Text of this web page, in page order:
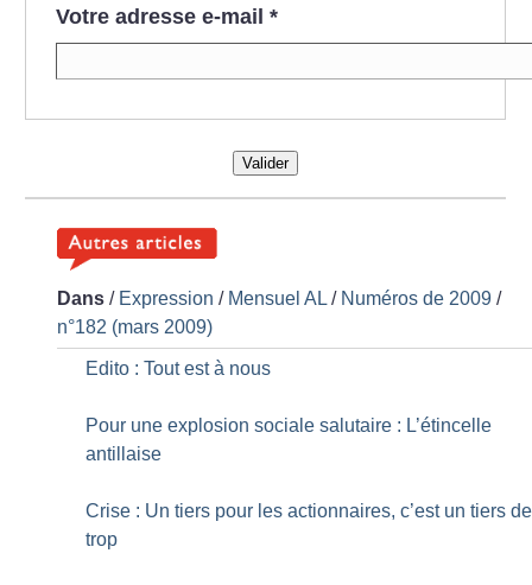
Votre adresse e-mail *
Valider
Dans / Expression / Mensuel AL / Numéros de 2009 /
n°182 (mars 2009)
Edito : Tout est à nous
Pour une explosion sociale salutaire : L’étincelle
antillaise
Crise : Un tiers pour les actionnaires, c’est un tiers de
trop